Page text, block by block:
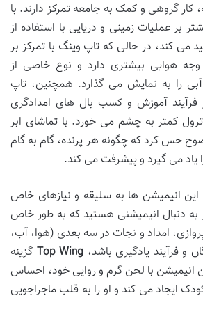
گروهی و کمک به جامعه تمرکز دارند. با
بر عملیات زمینی و دریایی با استفاده از
می کند، در حالی که تاپ وینگ با تمرکز بر
هوایی بیشتری دارد و نوع خاصی از
را به نمایش می گذارد. همچنین، تاپ
آموزش و کسب بال های امدادگری
کمتر به چشم می خورد. با تماشای ابر
حس کرد که چگونه هر پرنده، گام به گام
یاد می گیرد و پیشرفت می کند.
این انیمیشن ها به سلیقه و نیازهای خاص
دنبال انیمیشنی هستید که به طور خاص
امداد و نجات در سه بعدی (هوا، آب،
و فرآیند یادگیری باشد، Top Wing گزینه
انیمیشن با لحن گرم و روایی خود، احساس
ایجاد می کند و او را به قلب ماجراجویی